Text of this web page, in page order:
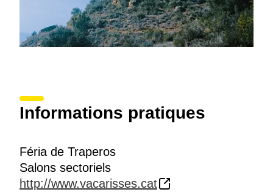
Informations pratiques
Féria de Traperos
Salons sectoriels
http://www.vacarisses.cat